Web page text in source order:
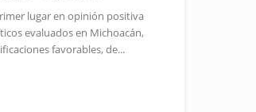
lugar en opinión positiva
evaluados en Michoacán,
favorables, de...